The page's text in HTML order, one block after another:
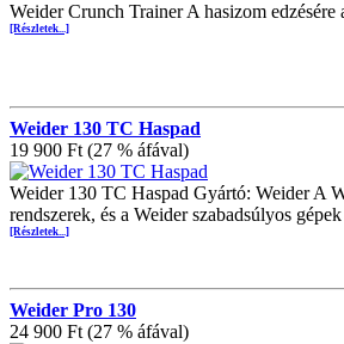
Weider Crunch Trainer A hasizom edzésére
[Részletek...]
Weider 130 TC Haspad
19 900 Ft (27 % áfával)
Weider 130 TC Haspad Gyártó: Weider A
rendszerek, és a Weider szabadsúlyos
[Részletek...]
Weider Pro 130
24 900 Ft (27 % áfával)